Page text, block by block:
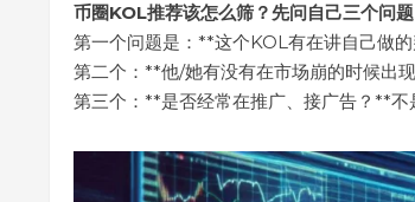
币圈KOL推荐该怎么筛？先问自己三个问题
第一个问题是：**这个KOL有在讲自己做
第二个：**他/她有没有在市场崩的时候出
第三个：**是否经常在推广、接广告？**不